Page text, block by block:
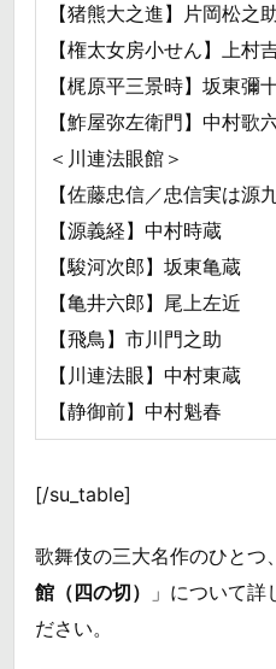
【猪熊大之進】片岡松之
【権太女房小せん】上村
【梶原平三景時】坂東彌
【鮓屋弥左衛門】中村歌
＜川連法眼館＞
【佐藤忠信／忠信実は源
【源義経】中村時蔵
【駿河次郎】坂東亀蔵
【亀井六郎】尾上左近
【飛鳥】市川門之助
【川連法眼】中村東蔵
【静御前】中村魁春
[/su_table]
歌舞伎の三大名作のひとつ
館（四の切）
」について詳
ださい。